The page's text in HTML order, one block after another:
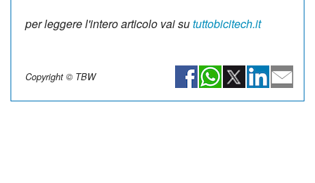
per leggere l'intero articolo vai sututtobicitech.it
Copyright © TBW